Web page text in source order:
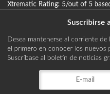
Xtrematic Rating: 5/out of 5
Suscribirse
Desea mantenerse al corriente
el primero en conocer los nuevos
Suscríbase al boletín de noticias